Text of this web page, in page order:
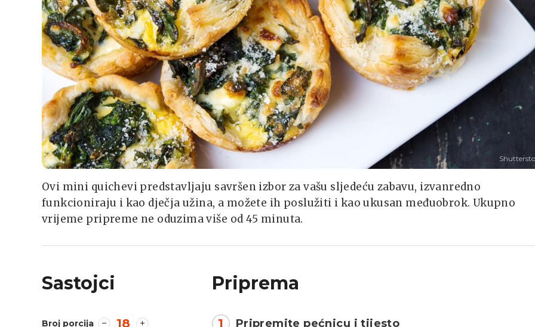
Ovi mini quichevi predstavljaju savršen izbor za vašu sljedeću zabavu, izvanredno
funkcioniraju i kao dječja užina, a možete ih poslužiti i kao ukusan međuobrok. Ukupno
vrijeme pripreme ne oduzima više od 45 minuta.
Sastojci
Broj porcija 18
Priprema
1 Pripremite pećnicu i tijesto